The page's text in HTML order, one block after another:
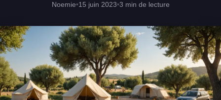
Noemie•15 juin 2023•3 min de lecture